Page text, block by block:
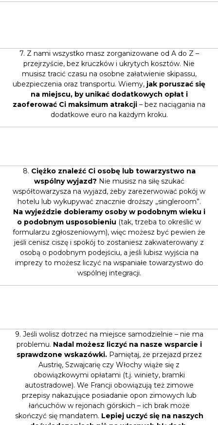
7. Z nami wszystko masz zorganizowane od A do Z –
przejrzyście, bez kruczków i ukrytych kosztów. Nie
musisz tracić czasu na osobne załatwienie skipassu,
ubezpieczenia oraz transportu. Wiemy, jak poruszać się
na miejscu, by unikać dodatkowych opłat i
zaoferować Ci maksimum atrakcji – bez naciągania na
dodatkowe euro na każdym kroku.
8. Ciężko znaleźć Ci osobę lub towarzystwo na
wspólny wyjazd? Nie musisz na siłę szukać
współtowarzysza na wyjazd, żeby zarezerwować pokój w
hotelu lub wykupywać znacznie droższy „singleroom”.
Na wyjeździe dobieramy osoby w podobnym wieku i
o podobnym usposobieniu (tak, trzeba to określić w
formularzu zgłoszeniowym), więc możesz być pewien że
jeśli cenisz ciszę i spokój to zostaniesz zakwaterowany z
osobą o podobnym podejściu, a jeśli lubisz wyjścia na
imprezy to możesz liczyć na wspaniałe towarzystwo do
wspólnej integracji.
9. Jeśli wolisz dotrzeć na miejsce samodzielnie – nie ma
problemu. Nadal możesz liczyć na nasze wsparcie i
sprawdzone wskazówki.Pamiętaj, że przejazd przez
Austrię, Szwajcarię czy Włochy wiąże się z
obowiązkowymi opłatami (t.j. winiety, bramki
autostradowe). We Francji obowiązują też zimowe
przepisy nakazujące posiadanie opon zimowych lub
łańcuchów w rejonach górskich – ich brak może
skończyć się mandatem. Lepiej uczyć się na naszych